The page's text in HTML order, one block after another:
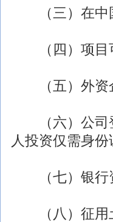
（三）在中国
（四）项目
（五）外资
（六） 公司
人投资仅需身份
（七）银行
（八）征用土